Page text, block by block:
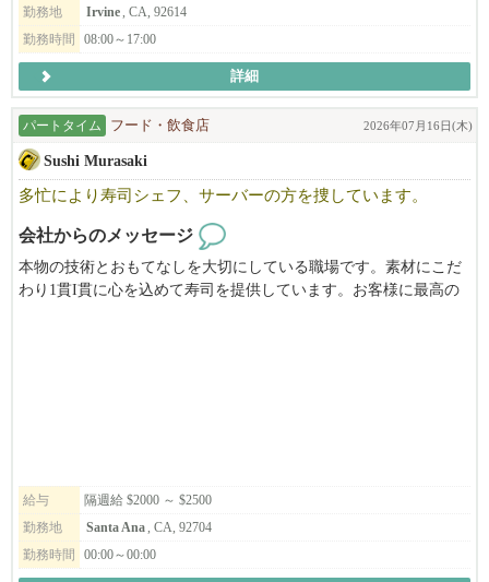
勤務地
Irvine, CA, 92614
勤務時間
08:00～17:00
詳細
パートタイム フード・飲食店 2026年07月16日(木)
Sushi Murasaki
多忙により寿司シェフ、サーバーの方を捜しています。
会社からのメッセージ
本物の技術とおもてなしを大切にしている職場です。素材にこだ
わり1貫I貫に心を込めて寿司を提供しています。お客様に最高の
給与
隔週給 $2000 ～ $2500
勤務地
Santa Ana , CA, 92704
勤務時間
00:00～00:00